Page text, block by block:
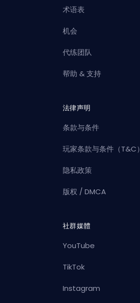
术语表
机会
代练团队
帮助 & 支持
法律声明
条款与条件
玩家条款与条件（T&C）
隐私政策
版权 / DMCA
社群媒體
YouTube
TikTok
Instagram